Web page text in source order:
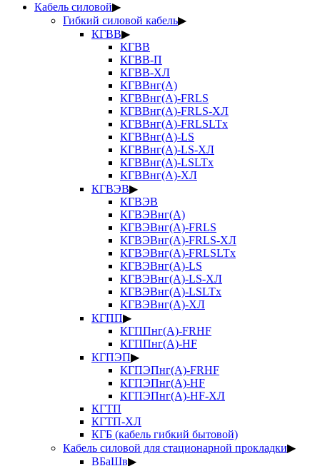
Кабель силовой▶
Гибкий силовой кабель▶
КГВВ▶
КГВВ
КГВВ-П
КГВВ-ХЛ
КГВВнг(А)
КГВВнг(А)-FRLS
КГВВнг(А)-FRLS-ХЛ
КГВВнг(А)-FRLSLTx
КГВВнг(А)-LS
КГВВнг(А)-LS-ХЛ
КГВВнг(А)-LSLTx
КГВВнг(А)-ХЛ
КГВЭВ▶
КГВЭВ
КГВЭВнг(А)
КГВЭВнг(А)-FRLS
КГВЭВнг(А)-FRLS-ХЛ
КГВЭВнг(А)-FRLSLTx
КГВЭВнг(А)-LS
КГВЭВнг(А)-LS-ХЛ
КГВЭВнг(А)-LSLTx
КГВЭВнг(А)-ХЛ
КГПП▶
КГППнг(А)-FRHF
КГППнг(А)-HF
КГПЭП▶
КГПЭПнг(А)-FRHF
КГПЭПнг(А)-HF
КГПЭПнг(А)-HF-ХЛ
КГТП
КГТП-ХЛ
КГБ (кабель гибкий бытовой)
Кабель силовой для стационарной прокладки▶
ВБаШв▶